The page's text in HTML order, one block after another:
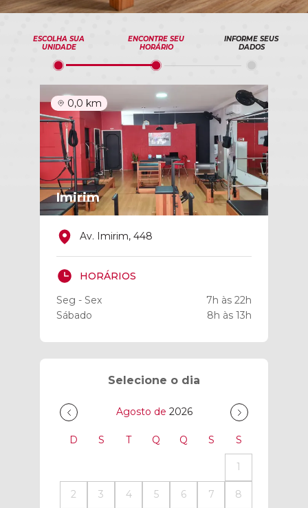
ESCOLHA SUA
UNIDADE
ENCONTRE SEU
HORÁRIO
INFORME SEUS
DADOS
Imirim
0,0 km
Av. Imirim, 448
HORÁRIOS
Seg - Sex
7h às 22h
Sábado
8h às 13h
Selecione o dia
Agosto de 2026
D S T Q Q S S
1
2 3 4 5 6 7 8